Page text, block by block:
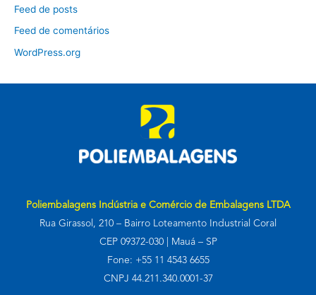
Feed de posts
Feed de comentários
WordPress.org
Poliembalagens Indústria e Comércio de Embalagens LTDA
Rua Girassol, 210 – Bairro Loteamento Industrial Coral
CEP 09372-030 | Mauá – SP
Fone: +55 11 4543 6655
CNPJ 44.211.340.0001-37